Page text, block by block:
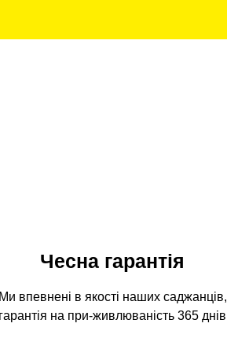
Ми впевнені в якості наших саджанців,
гарантія на при-живлюваність 365 днів
Чесна гарантія